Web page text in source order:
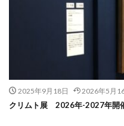
2025年9月18日 2026年5月
クリムト展 2026年-2027年開